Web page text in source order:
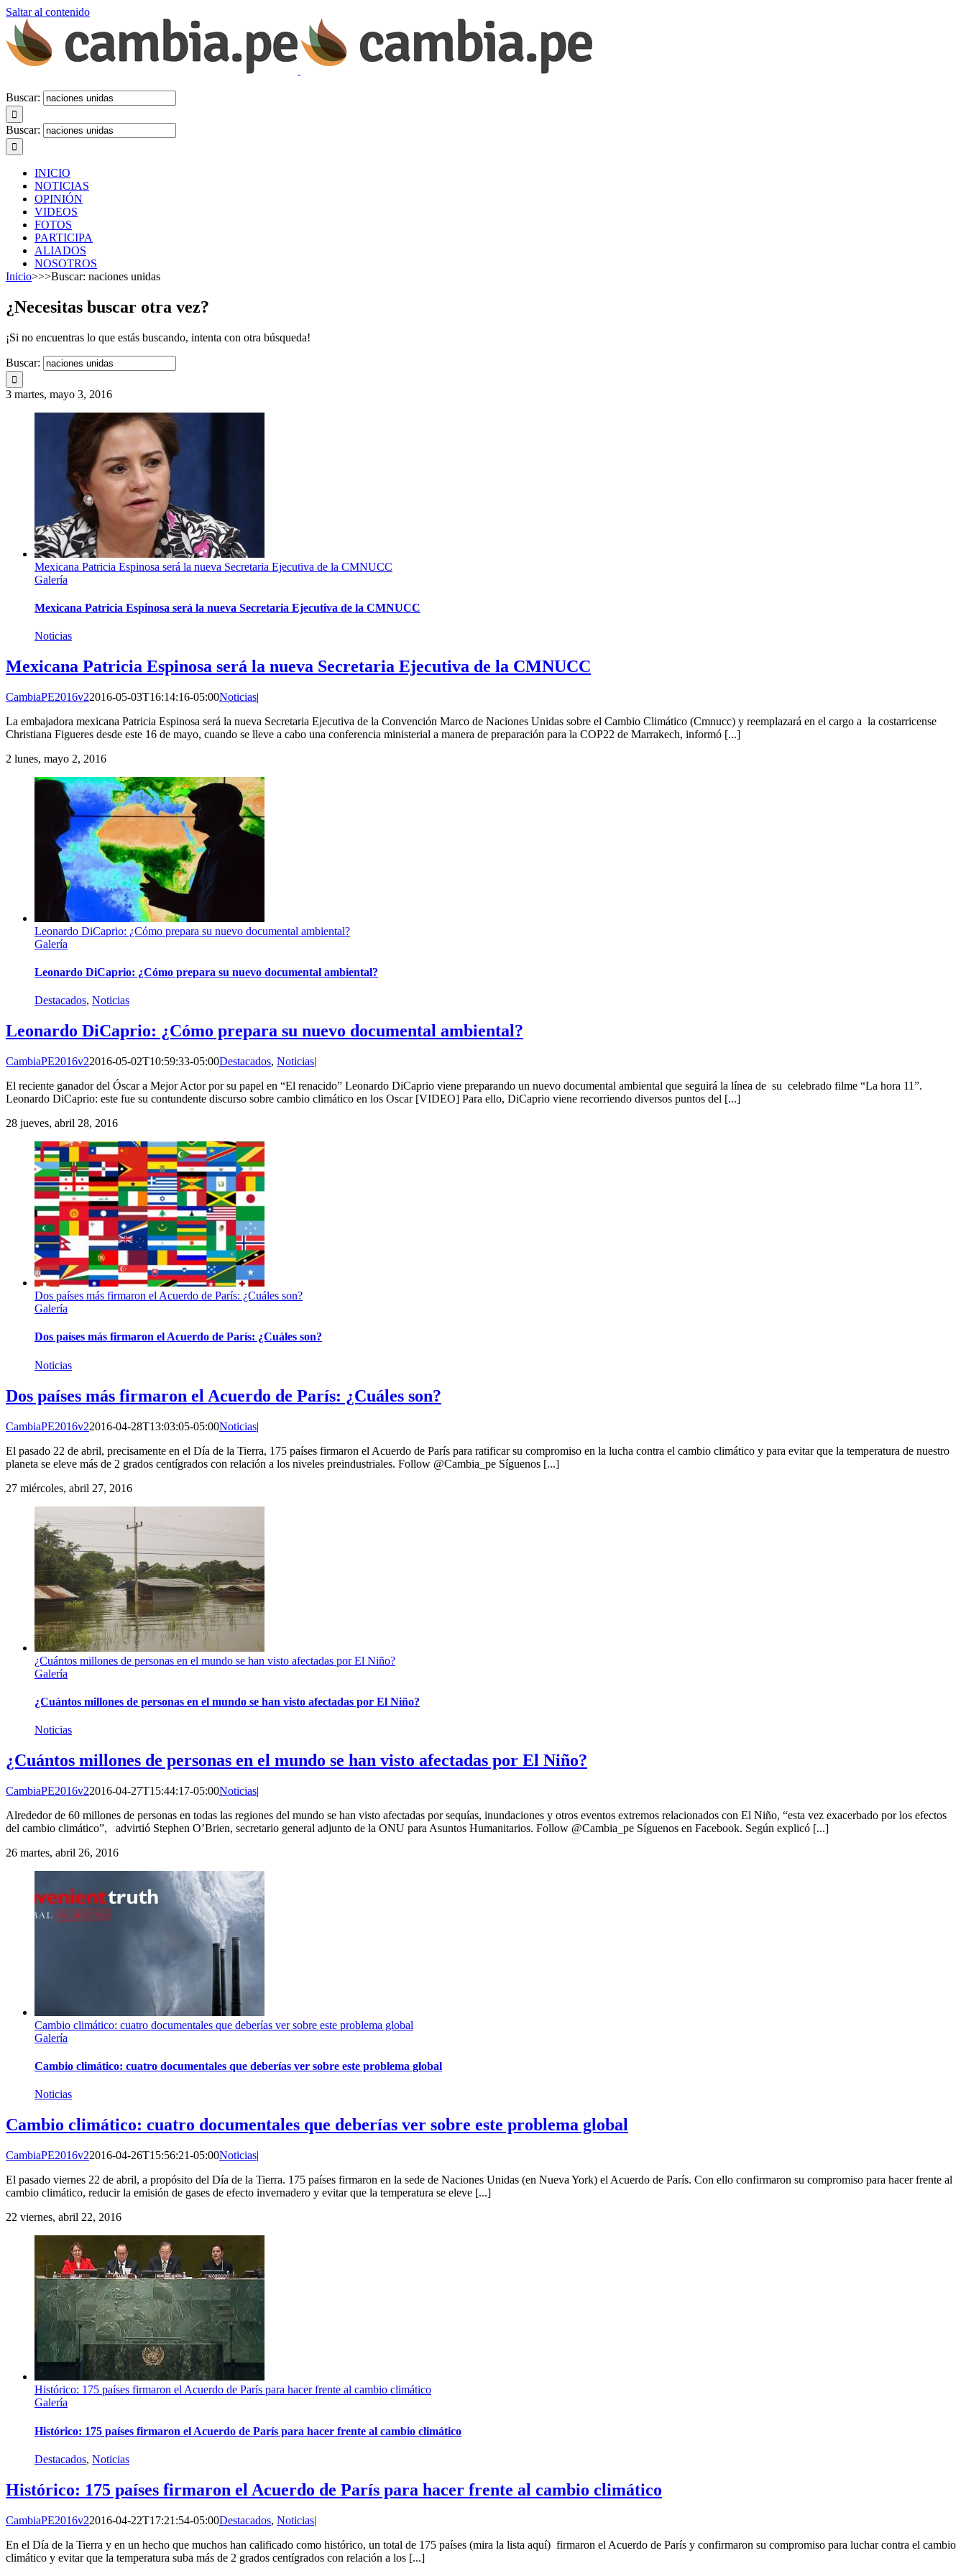
Saltar al contenido
Buscar:
Buscar:
INICIO
NOTICIAS
OPINIÓN
VIDEOS
FOTOS
PARTICIPA
ALIADOS
NOSOTROS
Inicio>>>Buscar: naciones unidas
¿Necesitas buscar otra vez?
¡Si no encuentras lo que estás buscando, intenta con otra búsqueda!
Buscar:
3 martes, mayo 3, 2016
Mexicana Patricia Espinosa será la nueva Secretaria Ejecutiva de la CMNUCC
Galería
Mexicana Patricia Espinosa será la nueva Secretaria Ejecutiva de la CMNUCC
Noticias
Mexicana Patricia Espinosa será la nueva Secretaria Ejecutiva de la CMNUCC
CambiaPE2016v22016-05-03T16:14:16-05:00Noticias|
La embajadora mexicana Patricia Espinosa será la nueva Secretaria Ejecutiva de la Convención Marco de Naciones Unidas sobre el Cambio Climático (Cmnucc) y reemplazará en el cargo a la costarricense
Christiana Figueres desde este 16 de mayo, cuando se lleve a cabo una conferencia ministerial a manera de preparación para la COP22 de Marrakech, informó [...]
2 lunes, mayo 2, 2016
Leonardo DiCaprio: ¿Cómo prepara su nuevo documental ambiental?
Galería
Leonardo DiCaprio: ¿Cómo prepara su nuevo documental ambiental?
Destacados, Noticias
Leonardo DiCaprio: ¿Cómo prepara su nuevo documental ambiental?
CambiaPE2016v22016-05-02T10:59:33-05:00Destacados, Noticias|
El reciente ganador del Óscar a Mejor Actor por su papel en “El renacido” Leonardo DiCaprio viene preparando un nuevo documental ambiental que seguirá la línea de su celebrado filme “La hora 11”.
Leonardo DiCaprio: este fue su contundente discurso sobre cambio climático en los Oscar [VIDEO] Para ello, DiCaprio viene recorriendo diversos puntos del [...]
28 jueves, abril 28, 2016
Dos países más firmaron el Acuerdo de París: ¿Cuáles son?
Galería
Dos países más firmaron el Acuerdo de París: ¿Cuáles son?
Noticias
Dos países más firmaron el Acuerdo de París: ¿Cuáles son?
CambiaPE2016v22016-04-28T13:03:05-05:00Noticias|
El pasado 22 de abril, precisamente en el Día de la Tierra, 175 países firmaron el Acuerdo de París para ratificar su compromiso en la lucha contra el cambio climático y para evitar que la temperatura de nuestro
planeta se eleve más de 2 grados centígrados con relación a los niveles preindustriales. Follow @Cambia_pe Síguenos [...]
27 miércoles, abril 27, 2016
¿Cuántos millones de personas en el mundo se han visto afectadas por El Niño?
Galería
¿Cuántos millones de personas en el mundo se han visto afectadas por El Niño?
Noticias
¿Cuántos millones de personas en el mundo se han visto afectadas por El Niño?
CambiaPE2016v22016-04-27T15:44:17-05:00Noticias|
Alrededor de 60 millones de personas en todas las regiones del mundo se han visto afectadas por sequías, inundaciones y otros eventos extremos relacionados con El Niño, “esta vez exacerbado por los efectos
del cambio climático”, advirtió Stephen O’Brien, secretario general adjunto de la ONU para Asuntos Humanitarios. Follow @Cambia_pe Síguenos en Facebook. Según explicó [...]
26 martes, abril 26, 2016
Cambio climático: cuatro documentales que deberías ver sobre este problema global
Galería
Cambio climático: cuatro documentales que deberías ver sobre este problema global
Noticias
Cambio climático: cuatro documentales que deberías ver sobre este problema global
CambiaPE2016v22016-04-26T15:56:21-05:00Noticias|
El pasado viernes 22 de abril, a propósito del Día de la Tierra. 175 países firmaron en la sede de Naciones Unidas (en Nueva York) el Acuerdo de París. Con ello confirmaron su compromiso para hacer frente al
cambio climático, reducir la emisión de gases de efecto invernadero y evitar que la temperatura se eleve [...]
22 viernes, abril 22, 2016
Histórico: 175 países firmaron el Acuerdo de París para hacer frente al cambio climático
Galería
Histórico: 175 países firmaron el Acuerdo de París para hacer frente al cambio climático
Destacados, Noticias
Histórico: 175 países firmaron el Acuerdo de París para hacer frente al cambio climático
CambiaPE2016v22016-04-22T17:21:54-05:00Destacados, Noticias|
En el Día de la Tierra y en un hecho que muchos han calificado como histórico, un total de 175 países (mira la lista aquí) firmaron el Acuerdo de París y confirmaron su compromiso para luchar contra el cambio
climático y evitar que la temperatura suba más de 2 grados centígrados con relación a los [...]